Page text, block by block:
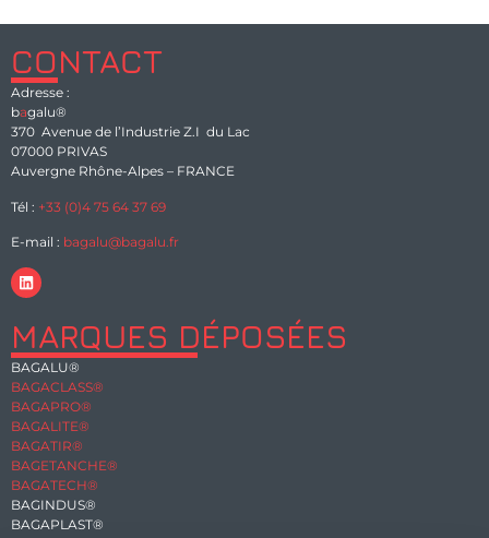
CONTACT
Adresse :
bagalu®
370 Avenue de l’Industrie Z.I du Lac
07000 PRIVAS
Auvergne Rhône-Alpes – FRANCE
Tél : +33 (0)4 75 64 37 69
E-mail : bagalu@bagalu.fr
MARQUES DÉPOSÉES
BAGALU®
BAGACLASS®
BAGAPRO®
BAGALITE®
BAGATIR®
BAGETANCHE®
BAGATECH®
BAGINDUS®
BAGAPLAST®